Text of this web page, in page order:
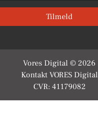
Tilmeld
Vores Digital © 2026
Kontakt VORES Digital
CVR: 41179082